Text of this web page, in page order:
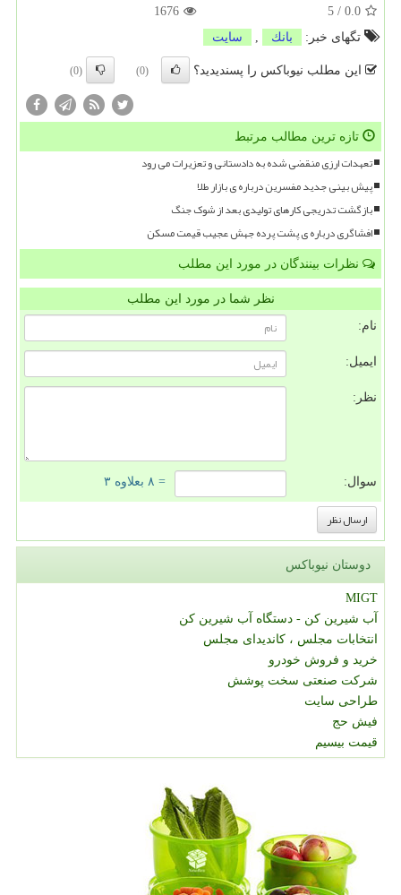
0.0
/
5
1676
تگهای خبر:
بانك , سایت
این مطلب نیوباکس را پسندیدید؟ (0)
(0)
تازه ترین مطالب مرتبط
تعهدات ارزی منقضی شده به دادستانی و تعزیرات می رود
پیش بینی جدید مفسرین درباره ی بازار طلا
بازگشت تدریجی کارهای تولیدی بعد از شوک جنگ
افشاگری درباره ی پشت پرده جهش عجیب قیمت مسکن
نظرات بینندگان در مورد این مطلب
نظر شما در مورد این مطلب
نام:
ایمیل:
نظر:
سوال: = ۸ بعلاوه ۳
دوستان نیوباکس
MIGT
آب شیرین کن - دستگاه آب شیرین کن
انتخابات مجلس ، کاندیدای مجلس
خرید و فروش خودرو
شرکت صنعتی سخت پوشش
طراحی سایت
فیش حج
قیمت بیسیم